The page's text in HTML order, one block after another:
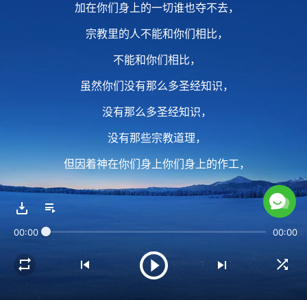
加在你们身上的一切谁也夺不去，
宗教里的人不能和你们相比，
不能和你们相比，
虽然你们没有那么多圣经知识，
没有那么多圣经知识，
没有那些宗教道理，
但因着神在你们身上你们身上的作工，
你们得着的东西
00:00 00:00